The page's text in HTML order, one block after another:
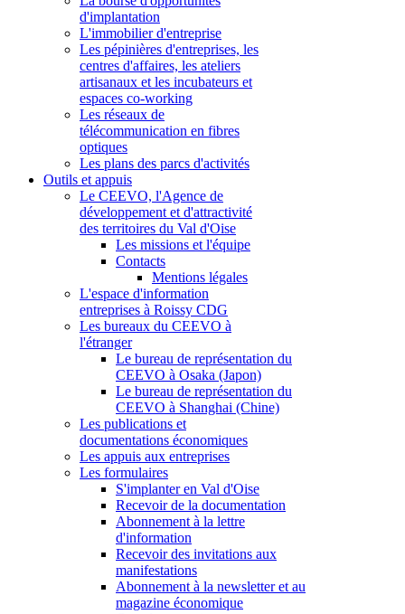
d'implantation
L'immobilier d'entreprise
Les pépinières d'entreprises, les
centres d'affaires, les ateliers
artisanaux et les incubateurs et
espaces co-working
Les réseaux de
télécommunication en fibres
optiques
Les plans des parcs d'activités
Outils et appuis
Le CEEVO, l'Agence de
développement et d'attractivité
des territoires du Val d'Oise
Les missions et l'équipe
Contacts
Mentions légales
L'espace d'information
entreprises à Roissy CDG
Les bureaux du CEEVO à
l'étranger
Le bureau de représentation du
CEEVO à Osaka (Japon)
Le bureau de représentation du
CEEVO à Shanghai (Chine)
Les publications et
documentations économiques
Les appuis aux entreprises
Les formulaires
S'implanter en Val d'Oise
Recevoir de la documentation
Abonnement à la lettre
d'information
Recevoir des invitations aux
manifestations
Abonnement à la newsletter et au
magazine économique